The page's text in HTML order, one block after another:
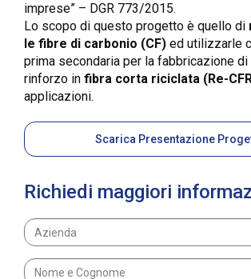
imprese” – DGR 773/2015.
Lo scopo di questo progetto è quello di
le fibre di carbonio (CF) ed utilizzarle
prima secondaria per la fabbricazione
rinforzo in fibra corta riciclata (Re-
applicazioni.
Scarica Presentazione
Richiedi maggiori